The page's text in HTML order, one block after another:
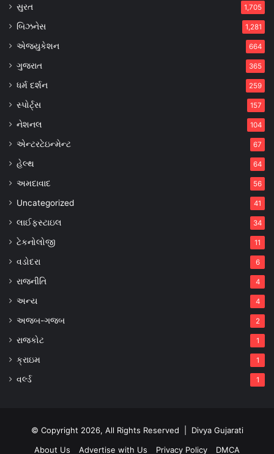
સુરત 1,705
બિઝનેસ 1,281
એજ્યુકેશન 664
ગુજરાત 365
ધર્મ દર્શન 259
સ્પોર્ટ્સ 157
નેશનલ 104
એન્ટરટેઇન્મેન્ટ 67
હેલ્થ 64
અમદાવાદ 56
Uncategorized 41
લાઈફસ્ટાઇલ 34
ટેકનોલોજી 11
વડોદરા 6
રાજનીતિ 4
અન્ય 4
અજબ-ગજબ 2
રાજકોટ 1
ક્રાઇમ 1
વર્લ્ડ 1
© Copyright 2026, All Rights Reserved | Divya Gujarati
About Us
Advertise with Us Privacy Policy DMCA